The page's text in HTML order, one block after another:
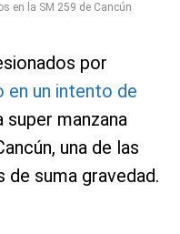
en la SM 259 de Cancún
por
en un intento de
manzana
una de las
suma gravedad.